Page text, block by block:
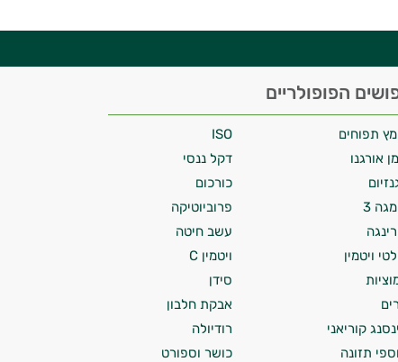
הפופולריים
תפוחים
ISO
אורגנו
דקל ננסי
כורכום
3
פרוביוטיקה
עשב חיטה
ויטמין
ויטמין C
סידן
אבקת חלבון
קוריאני
רודיולה
תזונה כושר וספורט